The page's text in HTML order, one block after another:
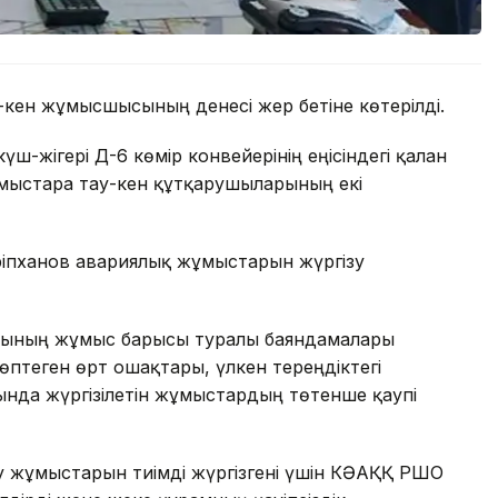
кен жұмысшысының денесі жер бетіне көтерілді.
жігері Д-6 көмір конвейерінің еңісіндегі қалған
тау-кен құтқарушыларының екі
авариялық жұмыстарын жүргізу
жұмыс барысы туралы баяндамалары
өрт ошақтары, үлкен тереңдіктегі
жүргізілетін жұмыстардың төтенше қаупі
жұмыстарын тиімді жүргізгені үшін КӘАҚҚ РШО